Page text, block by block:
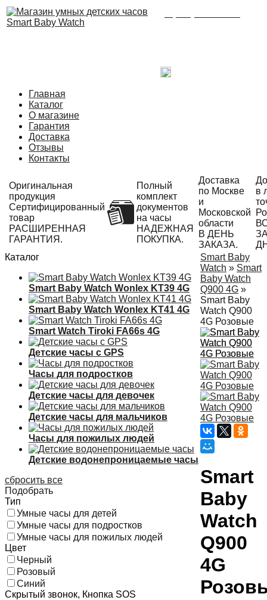
Главная
Каталог
О магазине
Гарантия
Доставка
Отзывы
Контакты
Оригинальная
продукция
Сертифицированный
товар
РАСШИРЕННАЯ
ГАРАНТИЯ.
Полный
комплект
документов
на часы
НАДЕЖНАЯ
ПОКУПКА.
Доставка
по Москве
и
Московской
области
В ДЕНЬ
ЗАКАЗА.
в
Каталог
Smart Baby Watch Wonlex KT39 4G
Smart Baby Watch Wonlex KT41 4G
Smart Watch Tiroki FA66s 4G
Детские часы с GPS
Часы для подростков
Детские часы для девочек
Детские часы для мальчиков
Часы для пожилых людей
Детские водонепроницаемые часы
сбросить все
Подобрать
Тип
Умные часы для детей
Умные часы для подростков
Умные часы для пожилых людей
Цвет
Черный
Розовый
Синий
Скрытый звонок, Кнопка SOS
Smart Baby
Watch » Smart
Baby Watch
Q900 4G »
Smart Baby
Watch Q900
4G Розовые
Smart
Baby
Watch
Q900
4G